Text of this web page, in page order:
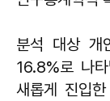
분석 대상 개
16.8%로 나
새롭게 진입